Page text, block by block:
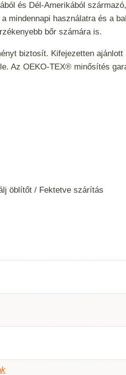
és Dél-Amerikából
mindennapi használatra és a
bőr számára is.
biztosít. Kifejezetten
Az OEKO-TEX® minősítés
öblítőt / Fektetve szárítás